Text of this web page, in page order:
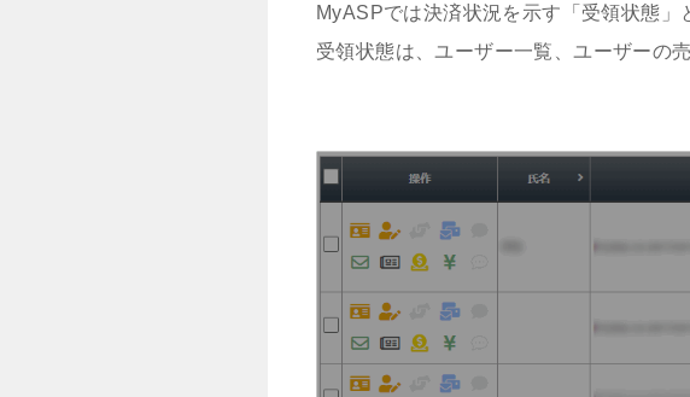
MyASPでは決済状況を示す「受領状態」
受領状態は、ユーザー一覧、ユーザーの